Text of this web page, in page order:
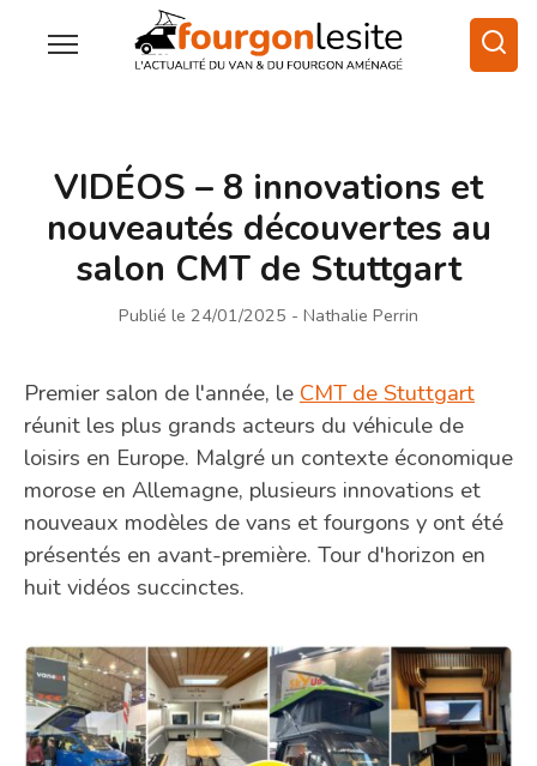
VIDÉOS – 8 innovations et
nouveautés découvertes au
salon CMT de Stuttgart
Publié le 24/01/2025 - Nathalie Perrin
Premier salon de l'année, le CMT de Stuttgart
réunit les plus grands acteurs du véhicule de
loisirs en Europe. Malgré un contexte économique
morose en Allemagne, plusieurs innovations et
nouveaux modèles de vans et fourgons y ont été
présentés en avant-première. Tour d'horizon en
huit vidéos succinctes.